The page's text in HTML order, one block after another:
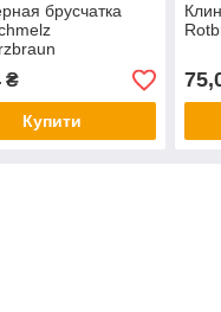
брусчатка
₴
Купити